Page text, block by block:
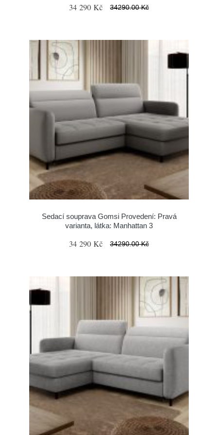
34 290 Kč 34290.00 Kč
Sedací souprava Gomsi Provedení: Pravá
varianta, látka: Manhattan 3
34 290 Kč 34290.00 Kč